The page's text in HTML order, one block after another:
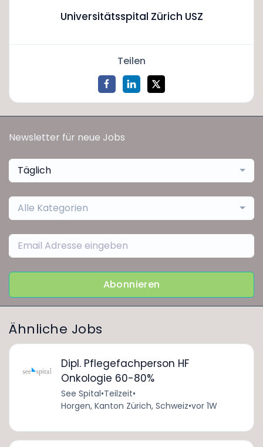
Universitätsspital Zürich USZ
Teilen
Newsletter für neue Jobs
Täglich
Alle Kategorien
Abonnieren
Ähnliche Jobs
Dipl. Pflegefachperson HF
Onkologie 60-80%
See Spital•Teilzeit•
Horgen, Kanton Zürich, Schweiz•vor 1W